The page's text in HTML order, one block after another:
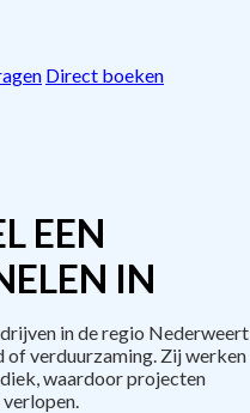
Direct boeken
EEN
IN
in de regio Nederweert
of verduurzaming. Zij werken
waardoor projecten